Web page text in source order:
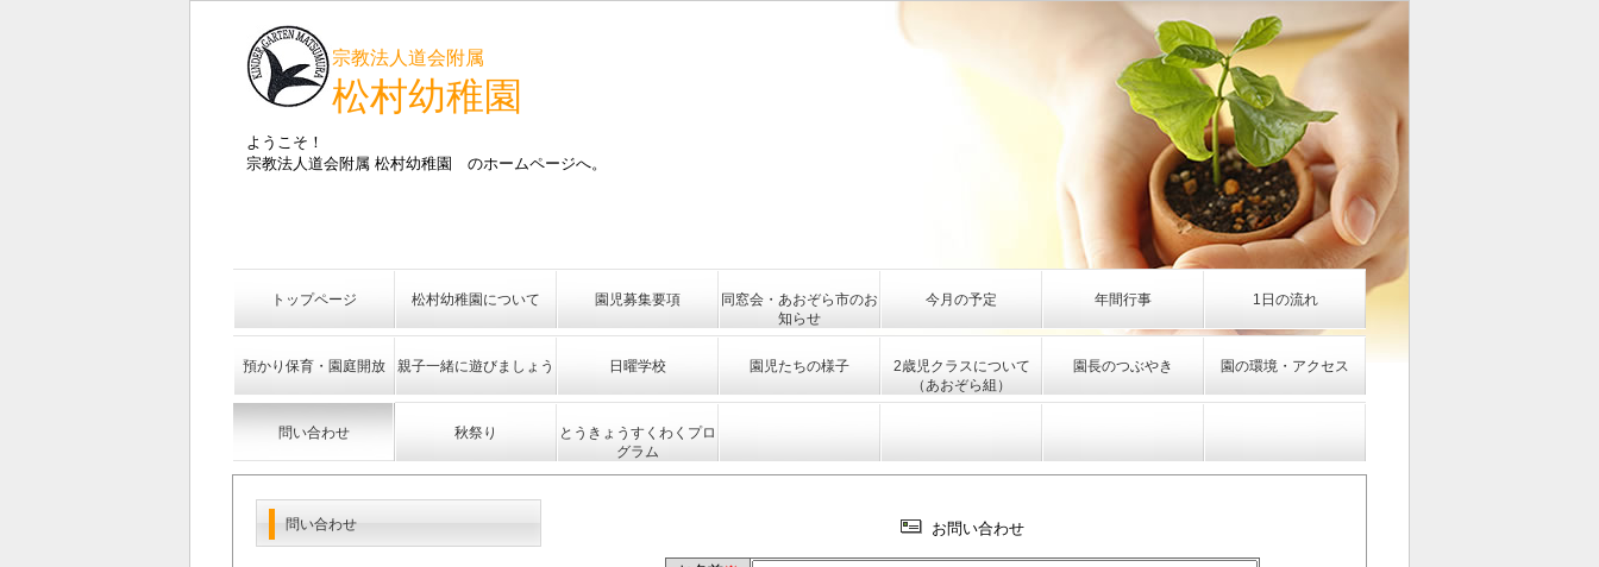
宗教法人道会附属
松村幼稚園
ようこそ！
宗教法人道会附属 松村幼稚園 のホームページへ。
トップページ 松村幼稚園について 園児募集要項
同窓会・あおぞら市のお
知らせ
今月の予定 年間行事 1日の流れ
預かり保育・園庭開放 親子一緒に遊びましょう 日曜学校 園児たちの様子
2歳児クラスについて
（あおぞら組）
園長のつぶやき 園の環境・アクセス
問い合わせ 秋祭り
とうきょうすくわくプロ
グラム
お問い合わせ
問い合わせ